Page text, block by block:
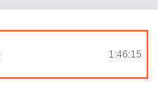
1:46:15